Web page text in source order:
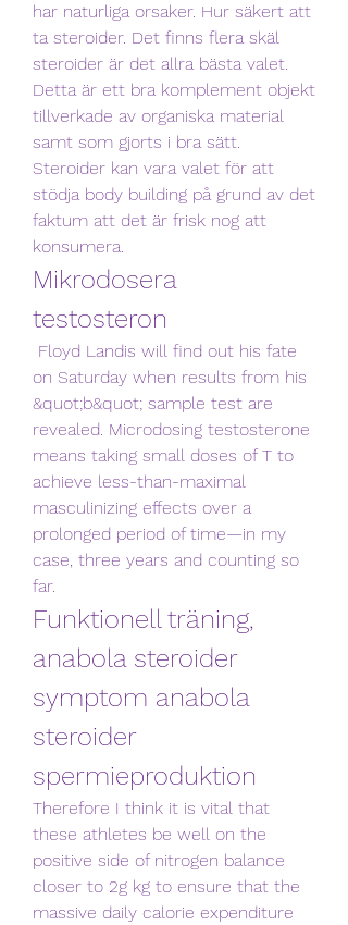
har naturliga orsaker. Hur säkert att
ta steroider. Det finns flera skäl
steroider är det allra bästa valet.
Detta är ett bra komplement objekt
tillverkade av organiska material
samt som gjorts i bra sätt.
Steroider kan vara valet för att
stödja body building på grund av det
faktum att det är frisk nog att
konsumera.
Mikrodosera
testosteron
on Saturday when results from his
&quot;b&quot; sample test are
revealed. Microdosing testosterone
means taking small doses of T to
achieve less-than-maximal
masculinizing effects over a
prolonged period of time—in my
case, three years and counting so
far.
Funktionell träning,
anabola steroider
symptom anabola
steroider
spermieproduktion
Therefore I think it is vital that
these athletes be well on the
positive side of nitrogen balance
closer to 2g kg to ensure that the
massive daily calorie expenditure